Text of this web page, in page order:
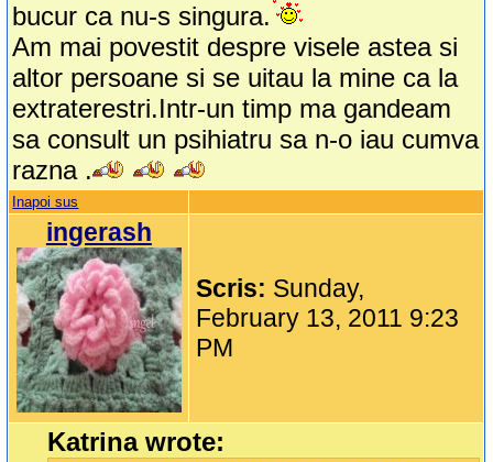
bucur ca nu-s singura.
Am mai povestit despre visele astea si
altor persoane si se uitau la mine ca la
extraterestri.Intr-un timp ma gandeam
sa consult un psihiatru sa n-o iau cumva
razna .
Inapoi sus
ingerash
Scris: Sunday,
February 13, 2011 9:23
PM
Katrina wrote: